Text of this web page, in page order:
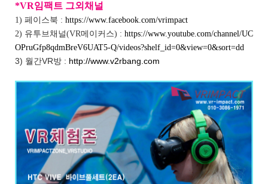
*VR임팩트 그외채널
1) 페이스북 : https://www.facebook.com/vrimpact
2) 유투브채널(VR메이커스) : https://www.youtube.com/channel/UC
OPruGfp8qdmBreV6UAT5-Q/videos?shelf_id=0&view=0&sort=dd
3) 월간VR방 : http://www.v2rbang.com